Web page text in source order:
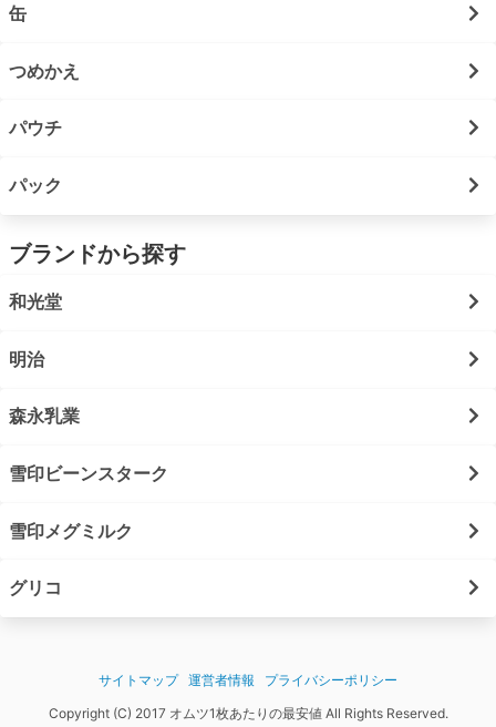
缶
つめかえ
パウチ
パック
ブランドから探す
和光堂
明治
森永乳業
雪印ビーンスターク
雪印メグミルク
グリコ
サイトマップ 運営者情報
プライバシーポリシー
Copyright (C) 2017 オムツ1枚あたりの最安値 All Rights Reserved.